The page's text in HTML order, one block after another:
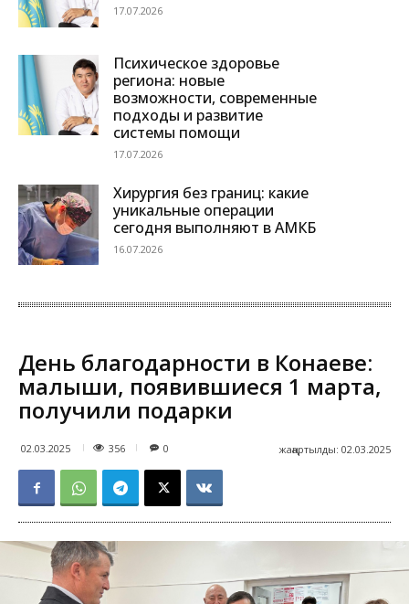
17.07.2026
Психическое здоровье
региона: новые
возможности, современные
подходы и развитие
системы помощи
17.07.2026
Хирургия без границ: какие
уникальные операции
сегодня выполняют в АМКБ
16.07.2026